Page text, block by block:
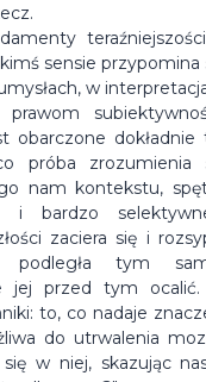
sensie przypomina
w
prawom
obarczone dokładnie
próba zrozumienia
nam kontekstu,
i bardzo
zaciera się i
podległa tym
jej przed tym ocalić.
to, co nadaje
do utrwalenia
w niej, skazując